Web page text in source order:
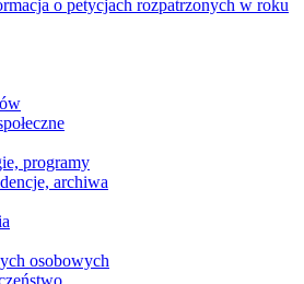
o petycjach rozpatrzonych w roku
programy
archiwa
osobowych